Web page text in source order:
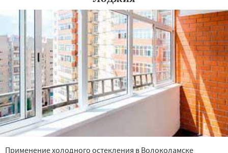
Применение холодного остекления в Волоколамске